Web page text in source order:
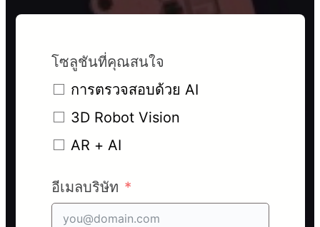
โซลูชันที่คุณสนใจ
การตรวจสอบด้วย AI
3D Robot Vision
AR + AI
อีเมลบริษัท